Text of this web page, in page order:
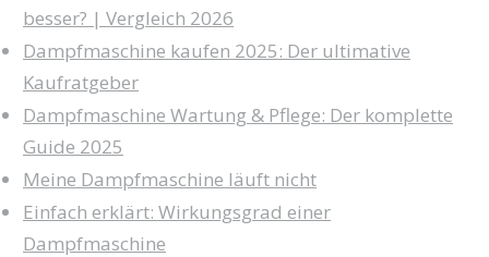
besser? | Vergleich 2026
Dampfmaschine kaufen 2025: Der ultimative
Kaufratgeber
Dampfmaschine Wartung & Pflege: Der komplette
Guide 2025
Meine Dampfmaschine läuft nicht
Einfach erklärt: Wirkungsgrad einer
Dampfmaschine